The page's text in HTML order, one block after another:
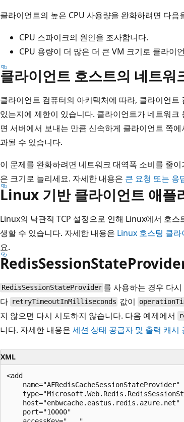
클라이언트의 높은 CPU 사용량을 완화하려면 다음
CPU 스파이크의 원인을 조사합니다.
CPU 용량이 더 많은 더 큰 VM 크기로 클라이
클라이언트 호스트의 네트워
클라이언트 컴퓨터의 아키텍처에 따라, 클라이언
있는지에 제한이 있습니다. 클라이언트가 네트워
면 서버에서 보내는 만큼 신속하게 클라이언트 쪽
과될 수 있습니다.
이 문제를 완화하려면 네트워크 대역폭 소비를 줄
은 크기로 늘리세요. 자세한 내용은 큰 요청 또는 응
Linux 기반 클라이언트 애플
Linux의 낙관적 TCP 설정으로 인해 Linux에서 호
생할 수 있습니다. 자세한 내용은 Linux 호스팅 클라
요.
RedisSessionStateProvider 를 사용하는 경우 다
다 retryTimeoutInMilliseconds 값이
지 않으면 다시 시도하지 않습니다. 다음 예제에서
니다. 자세한 내용은 세션 상태 공급자 및 출력 캐
XML
<add
    name="AFRedisCacheSessionStateProvider"
    host="enbwcache.eastus.redis.azure.net"
    port="10000"